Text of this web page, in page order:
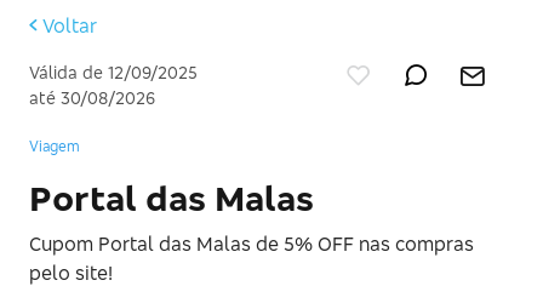
Voltar
Válida de 12/09/2025
até 30/08/2026
Viagem
Portal das Malas
Cupom Portal das Malas de 5% OFF nas compras
pelo site!